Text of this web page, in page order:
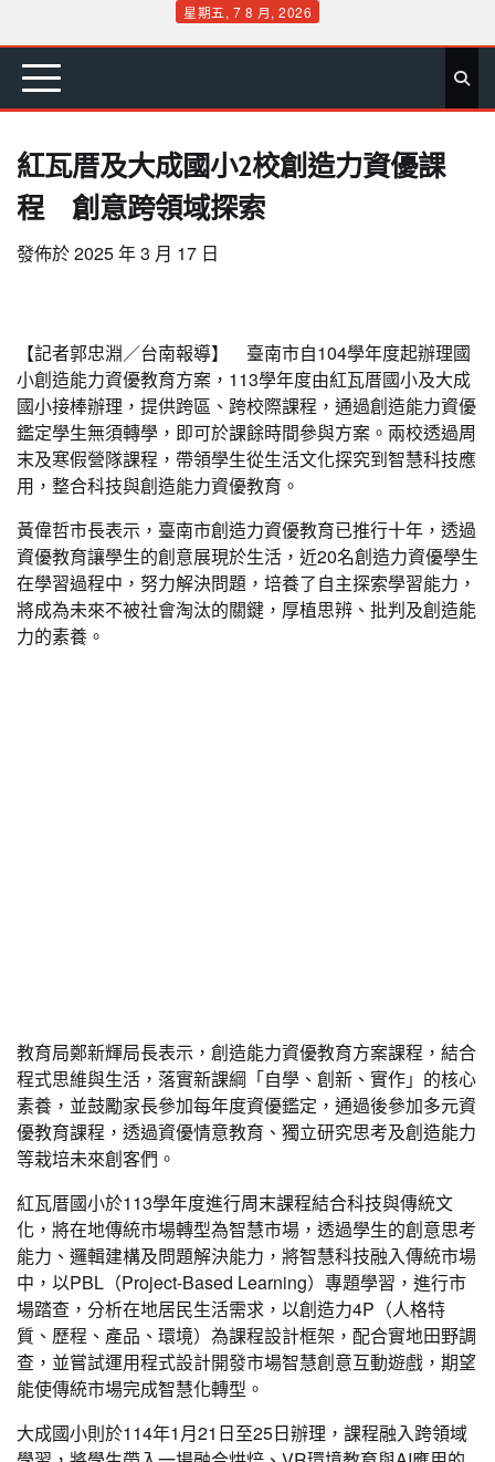
content
星期五, 7 8 月, 2026
首 要 娛 生 社 文 公 運 旅 政 地 專
紅瓦厝及大成國小2校創造力資優課
程 創意跨領域探索
發佈於2025 年 3 月 17 日
【記者郭忠淵／台南報導】 臺南市自104學年度起辦理國
小創造能力資優教育方案，113學年度由紅瓦厝國小及大成
國小接棒辦理，提供跨區、跨校際課程，通過創造能力資優
鑑定學生無須轉學，即可於課餘時間參與方案。兩校透過周
末及寒假營隊課程，帶領學生從生活文化探究到智慧科技應
用，整合科技與創造能力資優教育。
黃偉哲市長表示，臺南市創造力資優教育已推行十年，透過
資優教育讓學生的創意展現於生活，近20名創造力資優學生
在學習過程中，努力解決問題，培養了自主探索學習能力，
將成為未來不被社會淘汰的關鍵，厚植思辨、批判及創造能
力的素養。
教育局鄭新輝局長表示，創造能力資優教育方案課程，結合
程式思維與生活，落實新課綱「自學、創新、實作」的核心
素養，並鼓勵家長參加每年度資優鑑定，通過後參加多元資
優教育課程，透過資優情意教育、獨立研究思考及創造能力
等栽培未來創客們。
紅瓦厝國小於113學年度進行周末課程結合科技與傳統文
化，將在地傳統市場轉型為智慧市場，透過學生的創意思考
能力、邏輯建構及問題解決能力，將智慧科技融入傳統市場
中，以PBL（Project-Based Learning）專題學習，進行市
場踏查，分析在地居民生活需求，以創造力4P（人格特
質、歷程、產品、環境）為課程設計框架，配合實地田野調
查，並嘗試運用程式設計開發市場智慧創意互動遊戲，期望
能使傳統市場完成智慧化轉型。
大成國小則於114年1月21日至25日辦理，課程融入跨領域